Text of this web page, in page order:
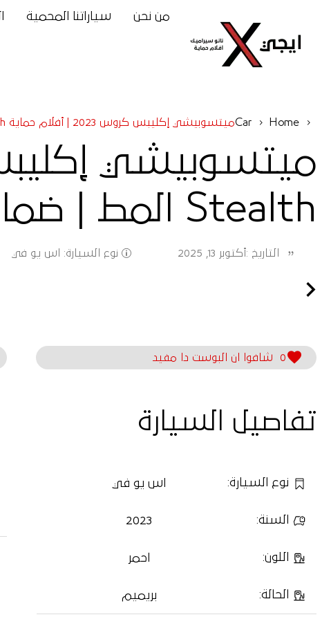
من نحن سياراتنا المحمية
Home
Carميتسوبيشي إكليبس كروس 2023 | أفلام حماية XPEL Stealth المط | ضمان 12 سنة
Stealth المط | ضمان 12 سنة
التاريخ : أكتوبر 13, 2025 نوع السيارة: اس يو في
0 شافوا ان البوست دا مفيد
تفاصيل السيارة
نوع السيارة: اس يو في
السنة:
2023
اللون: احمر
الحالة: بريميم